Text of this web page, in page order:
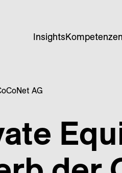
InsightsKompetenzen
AG